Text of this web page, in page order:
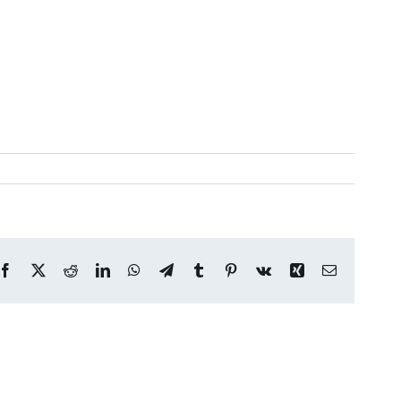
Facebook
X RedditLinkedInWhatsApp
TelegramTumblr Pinterest
Vk Xing Correo